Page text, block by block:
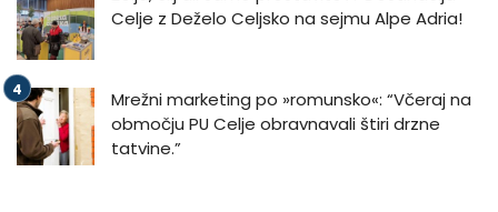
Celje z Deželo Celjsko na sejmu Alpe Adria!
Mrežni marketing po »romunsko«: “Včeraj na
območju PU Celje obravnavali štiri drzne
tatvine.”